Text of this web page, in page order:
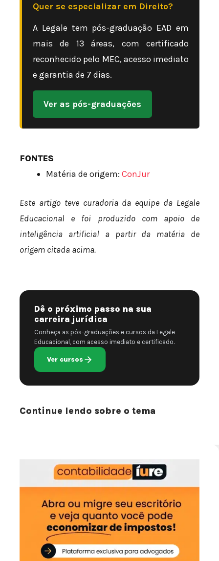
Quer se especializar em Direito?
A Legale tem pós-graduação EAD em
mais de 13 áreas, com certificado
reconhecido pelo MEC, acesso imediato
e garantia de 7 dias.
Ver as pós-graduações
FONTES
Matéria de origem: ConJur
Este artigo teve curadoria da equipe da Legale
Educacional e foi produzido com apoio de
inteligência artificial a partir da matéria de
origem citada acima.
Dê o próximo passo na sua
carreira jurídica
Conheça as pós-graduações e cursos da Legale
Educacional, com acesso imediato e certificado.
Ver cursos
Continue lendo sobre o tema